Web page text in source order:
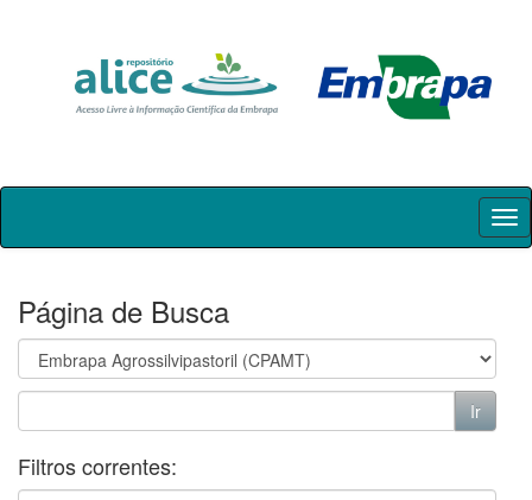
Skip
Página de Busca
Filtros correntes: